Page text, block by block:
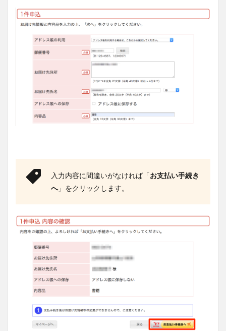
入力内容に間違いがなければ「お支払い手続き
へ」をクリックします。